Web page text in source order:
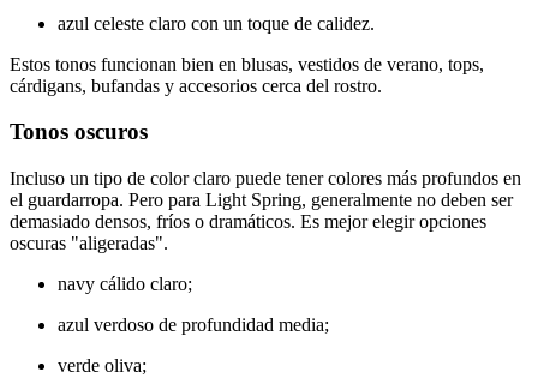
azul celeste claro con un toque de calidez.
Estos tonos funcionan bien en blusas, vestidos de verano, tops,
cárdigans, bufandas y accesorios cerca del rostro.
Tonos oscuros
Incluso un tipo de color claro puede tener colores más profundos en
el guardarropa. Pero para Light Spring, generalmente no deben ser
demasiado densos, fríos o dramáticos. Es mejor elegir opciones
oscuras "aligeradas".
navy cálido claro;
azul verdoso de profundidad media;
verde oliva;